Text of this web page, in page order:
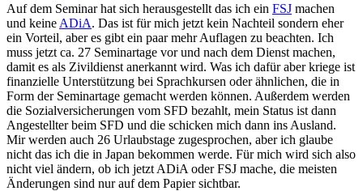
Auf dem Seminar hat sich herausgestellt das ich ein FSJ machen
und keine ADiA. Das ist für mich jetzt kein Nachteil sondern eher
ein Vorteil, aber es gibt ein paar mehr Auflagen zu beachten. Ich
muss jetzt ca. 27 Seminartage vor und nach dem Dienst machen,
damit es als Zivildienst anerkannt wird. Was ich dafür aber kriege ist
finanzielle Unterstützung bei Sprachkursen oder ähnlichen, die in
Form der Seminartage gemacht werden können. Außerdem werden
die Sozialversicherungen vom SFD bezahlt, mein Status ist dann
Angestellter beim SFD und die schicken mich dann ins Ausland.
Mir werden auch 26 Urlaubstage zugesprochen, aber ich glaube
nicht das ich die in Japan bekommen werde. Für mich wird sich also
nicht viel ändern, ob ich jetzt ADiA oder FSJ mache, die meisten
Änderungen sind nur auf dem Papier sichtbar.